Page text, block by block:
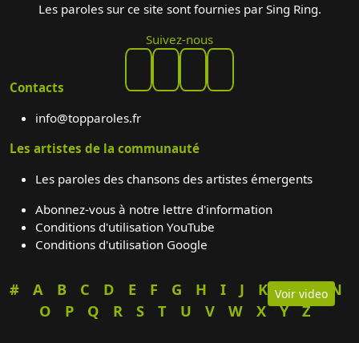
Voir video
Les paroles sur ce site sont fournies par Sing Ring.
Suivez-nous
Contacts
info@topparoles.fr
Les artistes de la communauté
Les paroles des chansons des artistes émergents
Abonnez-vous à notre lettre d'information
Conditions d'utilisation YouTube
Conditions d'utilisation Google
# A B C D E F G H I J K L M
N
O
P Q R S T U V W X Y Z